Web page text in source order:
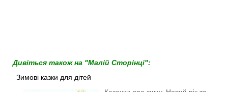
Дивіться також на "Малій Сторінці":
Зимові казки для дітей